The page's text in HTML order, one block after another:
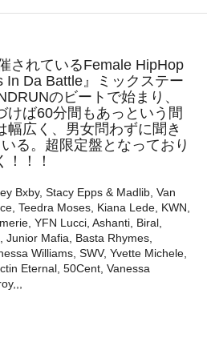
されているFemale HipHop
In Da Battle』ミックステー
のビートで始まり、
けば60分間もあっという間
幅広く、男女問わずに聞き
る。超限定盤となっており
！！！
Bxby, Stacy Epps & Madlib, Van
Teedra Moses, Kiana Lede, KWN,
YFN Lucci, Ashanti, Biral,
Mafia, Basta Rhymes,
Williams, SWV, Yvette Michele,
Eternal, 50Cent, Vanessa